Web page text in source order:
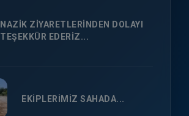
NAZİK ZİYARETLERİNDEN DOLAYI
TEŞEKKÜR EDERİZ...
EKİPLERİMİZ SAHADA...